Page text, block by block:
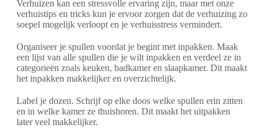
Verhuizen kan een stressvolle ervaring zijn, maar met onze
verhuistips en tricks kun je ervoor zorgen dat de verhuizing zo
soepel mogelijk verloopt en je verhuisstress vermindert.
Organiseer je spullen voordat je begint met inpakken. Maak
een lijst van alle spullen die je wilt inpakken en verdeel ze in
categorieën zoals keuken, badkamer en slaapkamer. Dit maakt
het inpakken makkelijker en overzichtelijk.
Label je dozen. Schrijf op elke doos welke spullen erin zitten
en in welke kamer ze thuishoren. Dit maakt het uitpakken
later veel makkelijker.